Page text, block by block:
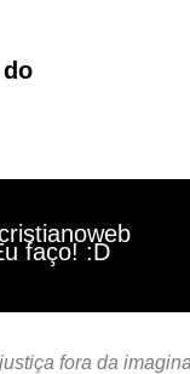
faço! :D
fora da